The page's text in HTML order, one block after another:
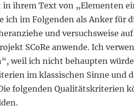
ihrem Text von „Elementen
ich im Folgenden als Anker für
und versuchsweise
SCoRe anwende. Ich
weil ich nicht behaupten
im klassischen Sinne und
folgenden Qualitätskriterien